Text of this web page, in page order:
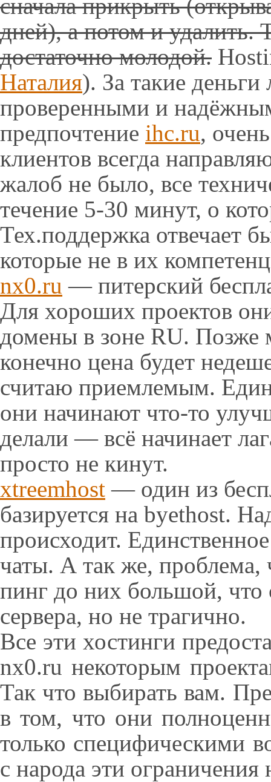
сначала прикрыть
дней), а потом и удалить.
достаточно молодой.
Наталия). За такие деньги
проверенными и
предпочтение ihc.ru,
клиентов всегда
жалоб не было, все
течение 5-30 минут, о
Тех.поддержка отвечает
которые не в их
nx0.ru — питерский
Для хороших проектов
домены в зоне RU.
конечно цена будет
считаю приемлемым.
они начинают что-то
делали — всё начинает
просто не кинут.
xtreemhost — один из
базируется на byethost.
происходит.
чаты. А так же,
пинг до них большой, что
сервера, но не трагично.
Все эти хостинги
nx0.ru некоторым
Так что выбирать вам.
в том, что они
только специфическими
с народа эти ограничения